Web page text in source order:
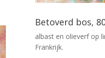
Betoverd bos,
albast en olieverf op
Frankrijk.